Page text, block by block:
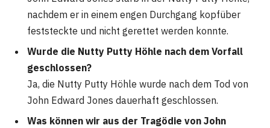
nachdem er in einem engen Durchgang kopfüber
feststeckte und nicht gerettet werden konnte.
Wurde die Nutty Putty Höhle nach dem Vorfall
geschlossen?
Ja, die Nutty Putty Höhle wurde nach dem Tod von
John Edward Jones dauerhaft geschlossen.
Was können wir aus der Tragödie von John